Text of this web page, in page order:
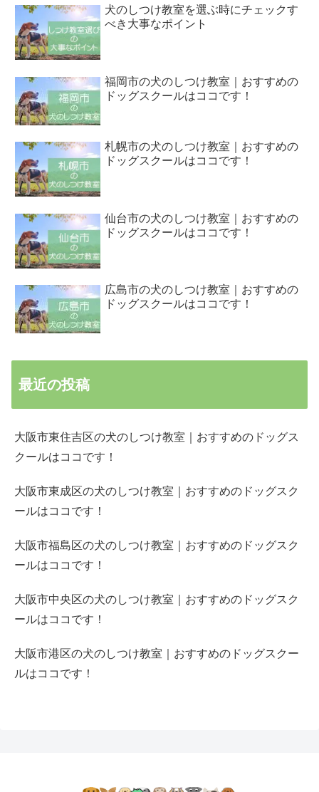
犬のしつけ教室を選ぶ時にチェックす
べき大事なポイント
福岡市の犬のしつけ教室｜おすすめの
ドッグスクールはココです！
札幌市の犬のしつけ教室｜おすすめの
ドッグスクールはココです！
仙台市の犬のしつけ教室｜おすすめの
ドッグスクールはココです！
広島市の犬のしつけ教室｜おすすめの
ドッグスクールはココです！
最近の投稿
大阪市東住吉区の犬のしつけ教室｜おすすめのドッグス
クールはココです！
大阪市東成区の犬のしつけ教室｜おすすめのドッグスク
ールはココです！
大阪市福島区の犬のしつけ教室｜おすすめのドッグスク
ールはココです！
大阪市中央区の犬のしつけ教室｜おすすめのドッグスク
ールはココです！
大阪市港区の犬のしつけ教室｜おすすめのドッグスクー
ルはココです！